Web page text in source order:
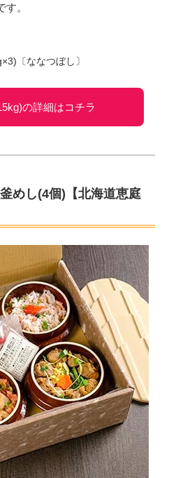
。
〔ななつぼし〕
の詳細はコチラ
めし(4個)【北海道恵庭